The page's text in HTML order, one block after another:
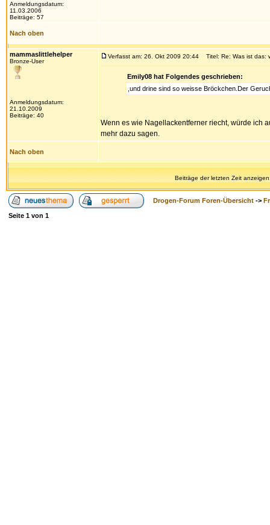
Anmeldungsdatum:
11.03.2006
Beiträge: 57
Nach oben
mammaslittlehelper
Bronze-User
Anmeldungsdatum:
21.10.2009
Beiträge: 40
Verfasst am: 26. Okt 2009 20:44 Titel: Re: Was ist das:
Emily08 hat Folgendes geschrieben:
,und drine sind so weisse Bröckchen.Der
Wenn es wie Nagellackentferner riecht, würde ich
mehr dazu sagen.
Nach oben
Beiträge der letzten Zeit
Drogen-Forum Foren-Übersicht ->
Seite 1 von 1